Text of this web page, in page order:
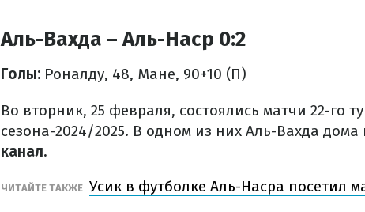
Аль-Вахда – Аль-Наср 0:2
Голы: Роналду, 48, Мане, 90+10 (П)
Во вторник, 25 февраля, состоялись матчи 22-го
сезона-2024/2025. В одном из них Аль-Вахда
канал.
ЧИТАЙТЕ ТАКЖЕ Усик в футболке Аль-Насра посетил